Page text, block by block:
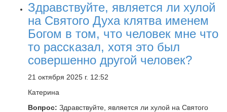
Здравствуйте, является ли хулой
на Святого Духа клятва именем
Богом в том, что человек мне что
то рассказал, хотя это был
совершенно другой человек?
21 октября 2025 г. 12:52
Катерина
Вопрос: Здравствуйте, является ли хулой на Святого